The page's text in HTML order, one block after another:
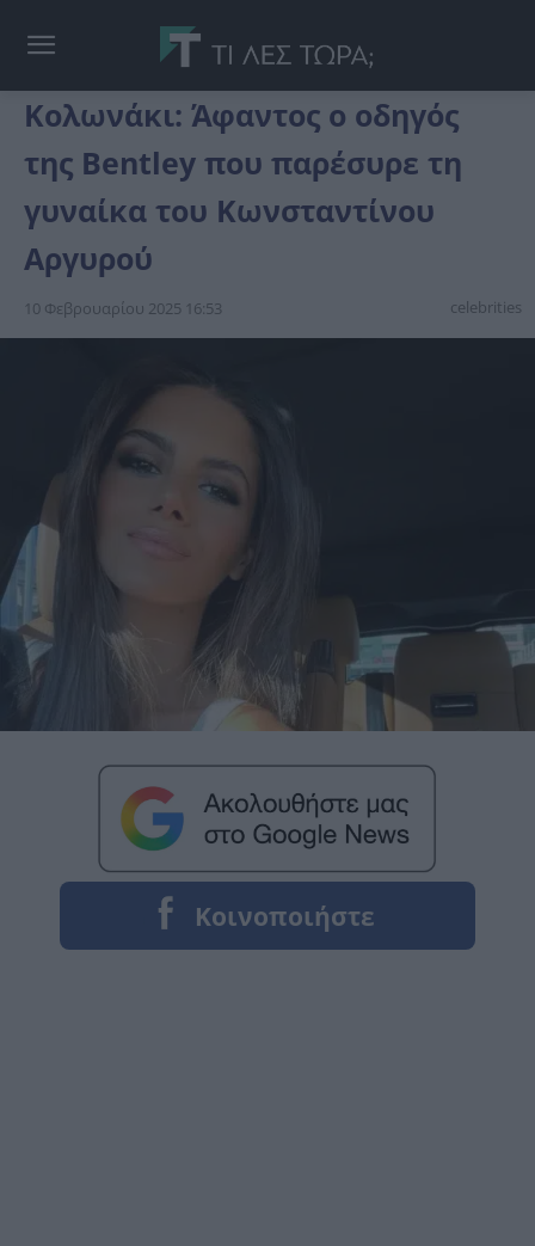
Κολωνάκι: Άφαντος ο οδηγός
της Bentley που παρέσυρε τη
γυναίκα του Κωνσταντίνου
Αργυρού
10 Φεβρουαρίου 2025 16:53 celebrities